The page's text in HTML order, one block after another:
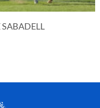
SABADELL